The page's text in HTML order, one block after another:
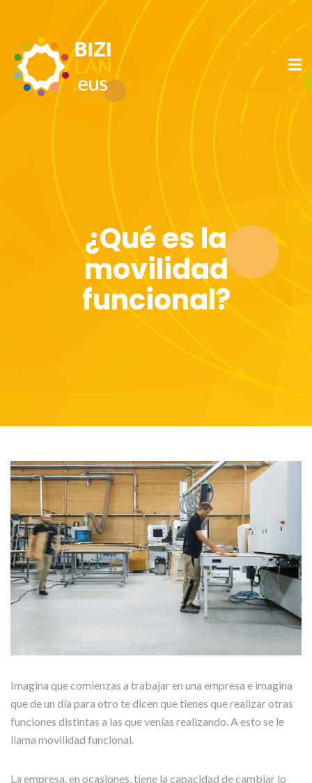
¿Qué es la
movilidad
funcional?
Imagina que comienzas a trabajar en una empresa e imagina
que de un día para otro te dicen que tienes que realizar otras
funciones distintas a las que venías realizando. A esto se le
llama movilidad funcional.
La empresa, en ocasiones, tiene la capacidad de cambiar lo